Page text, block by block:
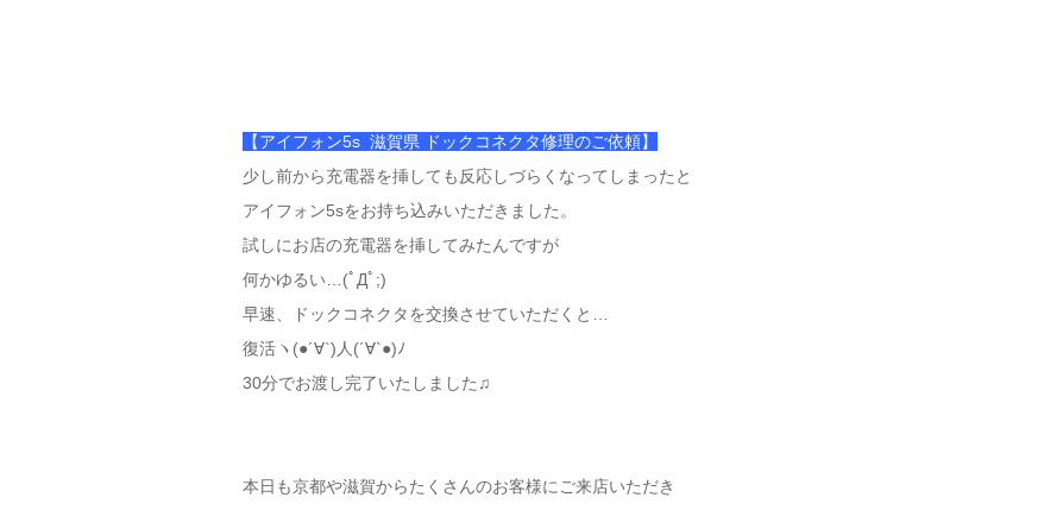
【アイフォン5s 滋賀県 ドックコネクタ修理のご依頼】
少し前から充電器を挿しても反応しづらくなってしまったと
アイフォン5sをお持ち込みいただきました。
試しにお店の充電器を挿してみたんですが
何かゆるい…(ﾟДﾟ;)
早速、ドックコネクタを交換させていただくと…
復活ヽ(●´∀`)人(´∀`●)ﾉ
30分でお渡し完了いたしました♫
本日も京都や滋賀からたくさんのお客様にご来店いただき